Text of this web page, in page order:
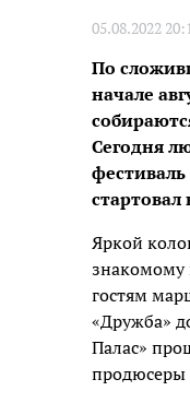
05.08.2022
По
начале
Сегодня
стартовал
Яркой
знакомому
гостям
«Дружба»
Палас»
продюсеры